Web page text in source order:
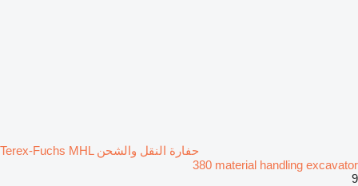
حفارة النقل والشحن Terex-Fuchs MHL
380 material handling excavator
9